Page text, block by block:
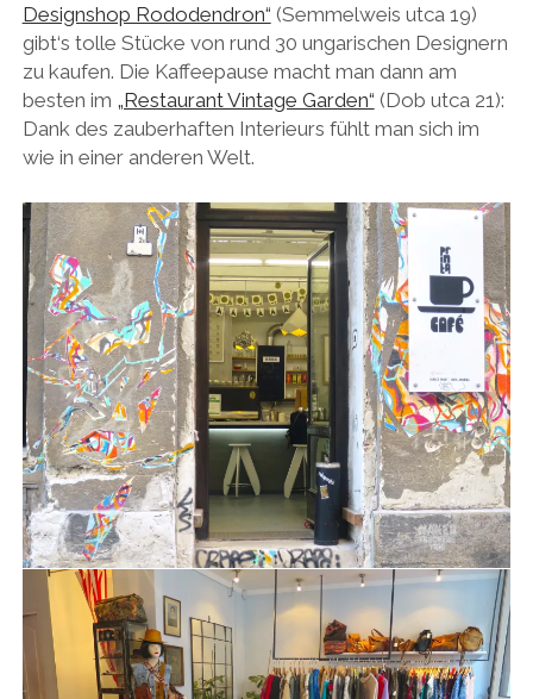
Designshop Rododendron“ (Semmelweis utca 19)
gibt‘s tolle Stücke von rund 30 ungarischen Designern
zu kaufen. Die Kaffeepause macht man dann am
besten im „Restaurant Vintage Garden“ (Dob utca 21):
Dank des zauberhaften Interieurs fühlt man sich im
wie in einer anderen Welt.